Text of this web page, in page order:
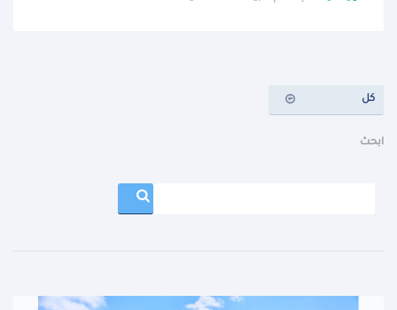
كل
ابحث